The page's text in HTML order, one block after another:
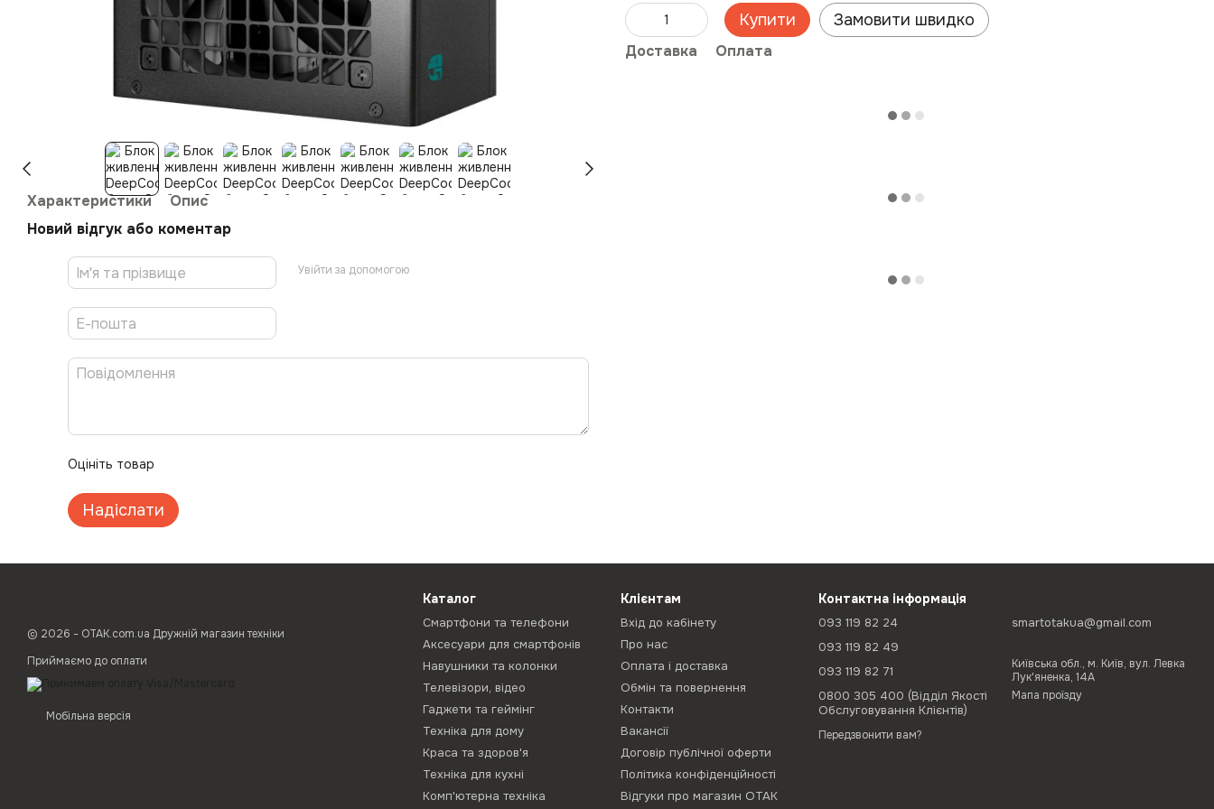
Характеристики
Опис
Новий відгук або коментар
Увійти за допомогою
Оцініть товар
Надіслати
Купити Замовити швидко
Доставка Оплата
© 2026 - ОТАК.com.ua Дружній магазин техніки
Приймаємо до оплати
Мобільна версія
Каталог
Смартфони та телефони
Аксесуари для смартфонів
Навушники та колонки
Телевізори, відео
Гаджети та геймінг
Техніка для дому
Краса та здоров'я
Техніка для кухні
Комп'ютерна техніка
Клієнтам
Вхід до кабінету
Про нас
Оплата і доставка
Обмін та повернення
Контакти
Вакансії
Договір публічної оферти
Політика конфіденційності
Відгуки про магазин ОТАК
Контактна інформація
093 119 82 24
093 119 82 49
093 119 82 71
0800 305 400 (Відділ Якості
Обслуговування Клієнтів)
Передзвонити вам?
smartotakua@gmail.com
Київська обл., м. Київ, вул. Левка
Лук'яненка, 14А
Мапа проїзду